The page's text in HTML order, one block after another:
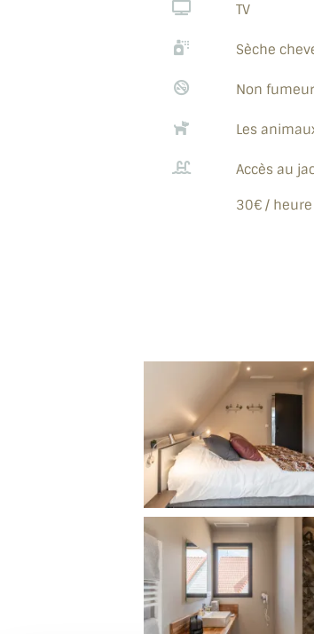
TV
Sèche
Non fumeur
Les
Accès au
30€ / heure